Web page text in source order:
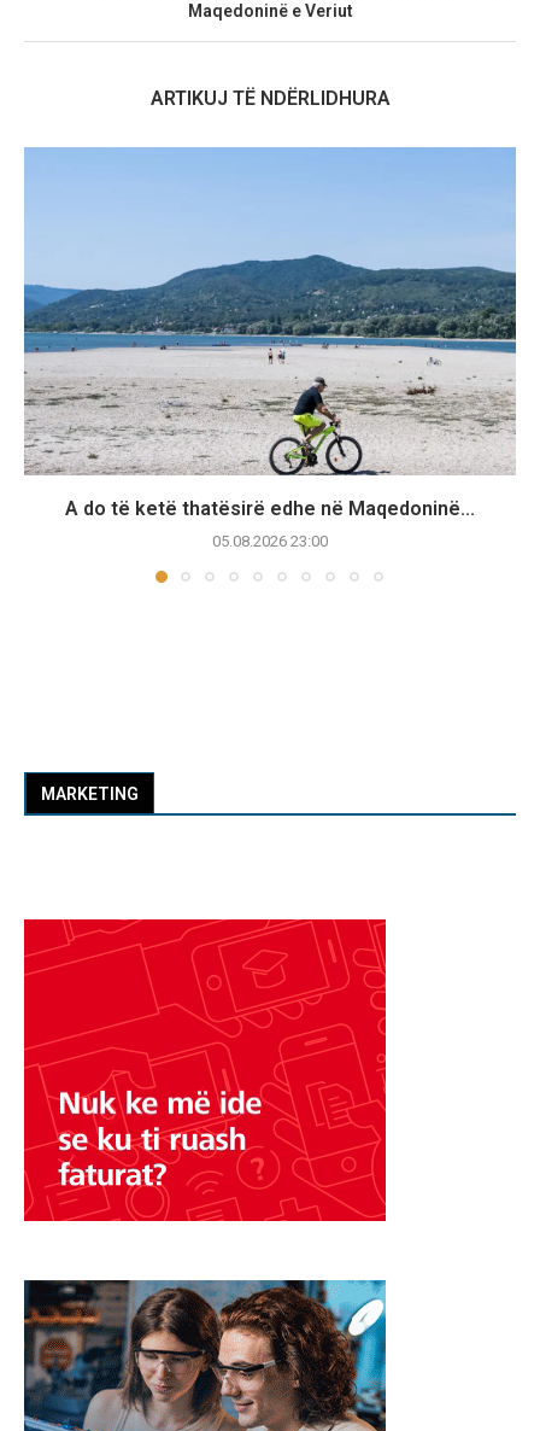
Maqedoninë e Veriut
ARTIKUJ TË NDËRLIDHURA
A do të ketë thatësirë edhe në Maqedoninë...
05.08.2026 23:00
MARKETING